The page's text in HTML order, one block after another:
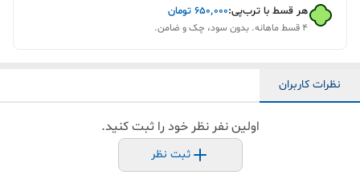
هر قسط با ترب‌پی:۶۵۰٬۰۰۰ تومان
۴ قسط ماهانه. بدون سود، چک و ضامن.
نظرات کاربران
اولین نفر نظر خود را ثبت کنید.
ثبت نظر